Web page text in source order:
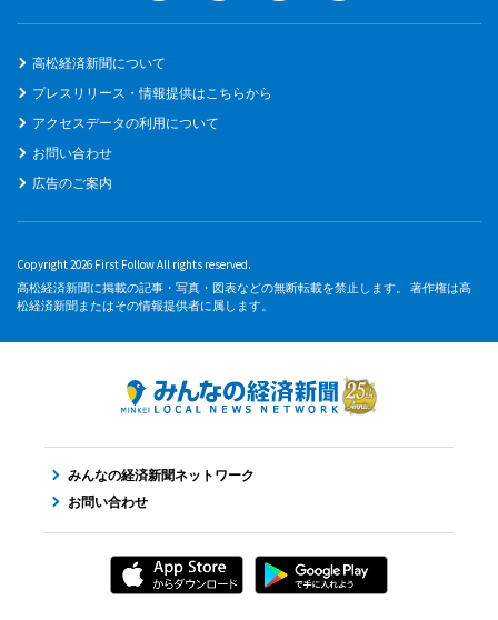
高松経済新聞について
プレスリリース・情報提供はこちらから
アクセスデータの利用について
お問い合わせ
広告のご案内
Copyright 2026 First Follow All rights reserved.
高松経済新聞に掲載の記事・写真・図表などの無断転載を禁止します。 著作権は高
松経済新聞またはその情報提供者に属します。
みんなの経済新聞ネットワーク
お問い合わせ